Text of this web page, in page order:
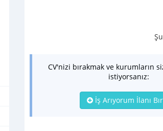
CV'nizi bırakmak ve kurumların
istiyorsanız:
İş Arıyorum İlanı